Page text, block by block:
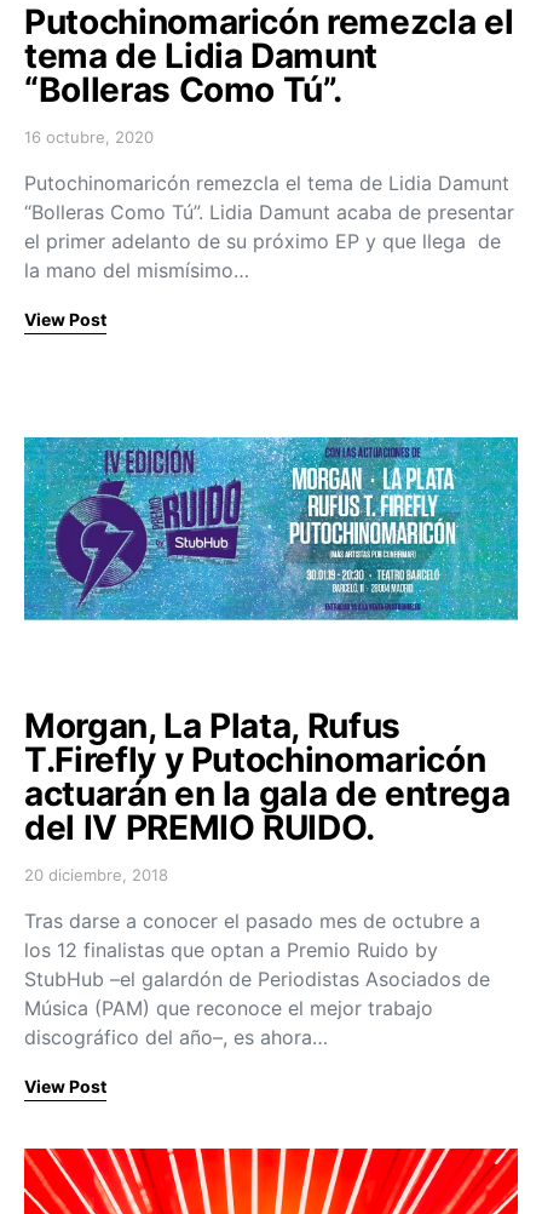
Putochinomaricón remezcla el
tema de Lidia Damunt
“Bolleras Como Tú”.
Posted on
16 octubre, 2020
Putochinomaricón remezcla el tema de Lidia Damunt
“Bolleras Como Tú”. Lidia Damunt acaba de presentar
el primer adelanto de su próximo EP y que llega de
la mano del mismísimo…
View Post
Morgan, La Plata, Rufus
T.Firefly y Putochinomaricón
actuarán en la gala de entrega
del IV PREMIO RUIDO.
Posted on
20 diciembre, 2018
Tras darse a conocer el pasado mes de octubre a
los 12 finalistas que optan a Premio Ruido by
StubHub –el galardón de Periodistas Asociados de
Música (PAM) que reconoce el mejor trabajo
discográfico del año–, es ahora…
View Post